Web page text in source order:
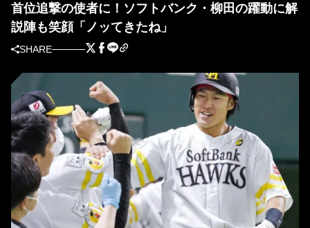
首位追撃の使者に！ソフトバンク・柳田の躍動に解
説陣も笑顔「ノッてきたね」
SHARE